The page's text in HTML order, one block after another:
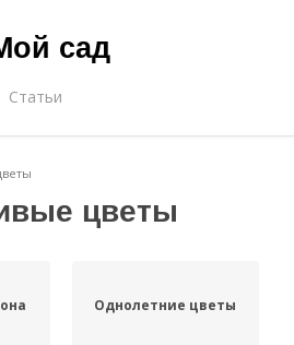
сад
Статьи
цветы
Однолетние цветы